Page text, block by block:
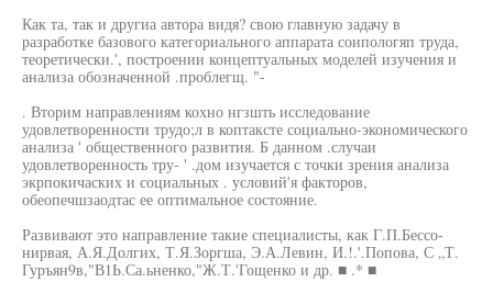
Как та, так и другиа автора видя? свою главную задачу в
разработке базового категориального аппарата соипологяп труда,
теоретически.', построении концептуальных моделей изучения и
анализа обозначенной .проблегщ. "-
. Вторим направлениям кохно нгзшть исследование
удовлетворенности трудо;л в коптаксте социально-экономического
анализа ' общественного развития. Б данном .случаи
удовлетворенность тру- ' .дом изучается с точки зрения анализа
экрпокичаских и социальных . условий'я факторов,
обеопечшзаодтас ее оптимальное состояние.
Развивают это направление такие специалисты, как Г.П.Бессо-
нирвая, А.Я.Долгих, Т.Я.Зоргша, Э.А.Левин, И.!.'.Попова, С „Т.
Гуръян9в,"В1Ь.Са.ьненко,"Ж.Т.'Гощенко и др. ■ .* ■